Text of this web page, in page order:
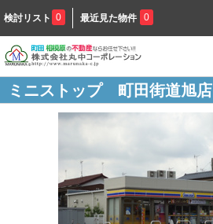
検討リスト 0 最近見た物件 0
ミニストップ 町田街道旭店